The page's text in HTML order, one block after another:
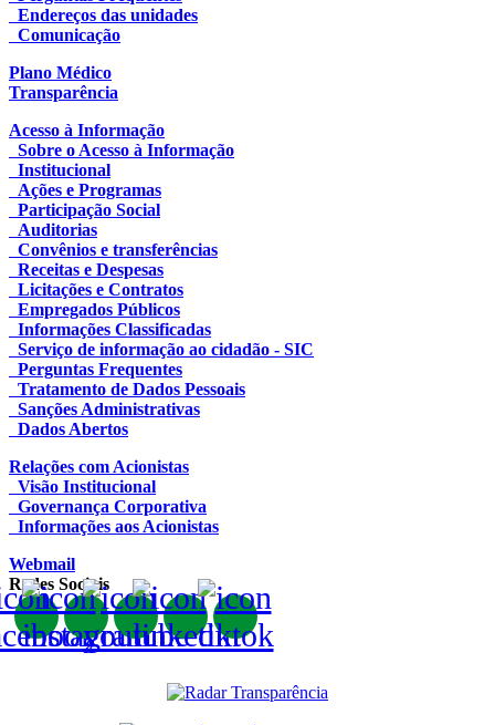
Endereços das unidades
Comunicação
Plano Médico
Transparência
Acesso à Informação
Sobre o Acesso à Informação
Institucional
Ações e Programas
Participação Social
Auditorias
Convênios e transferências
Receitas e Despesas
Licitações e Contratos
Empregados Públicos
Informações Classificadas
Serviço de informação ao cidadão - SIC
Perguntas Frequentes
Tratamento de Dados Pessoais
Sanções Administrativas
Dados Abertos
Relações com Acionistas
Visão Institucional
Governança Corporativa
Informações aos Acionistas
Webmail
Redes Sociais